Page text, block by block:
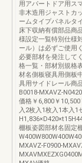
用アパートドア用ス
非木造用ジャストカ
ームタイプパネルタ
床下収納有償部品商
様設定一覧特別仕様
ール）は必ずご使用
必要部材を発注して
格一覧・部材別規格
材名側板寝具用側板
具用サイドレール商
B0018-MXAVZ-
価格￥6,800￥
入2枚入1枚入1本入1
棚板姿図部材名固定
MXAVZ-F0900-